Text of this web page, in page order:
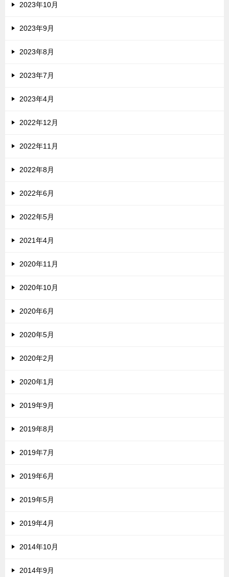
2023年10月
2023年9月
2023年8月
2023年7月
2023年4月
2022年12月
2022年11月
2022年8月
2022年6月
2022年5月
2021年4月
2020年11月
2020年10月
2020年6月
2020年5月
2020年2月
2020年1月
2019年9月
2019年8月
2019年7月
2019年6月
2019年5月
2019年4月
2014年10月
2014年9月